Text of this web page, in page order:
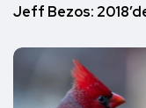
Jeff Bezos: